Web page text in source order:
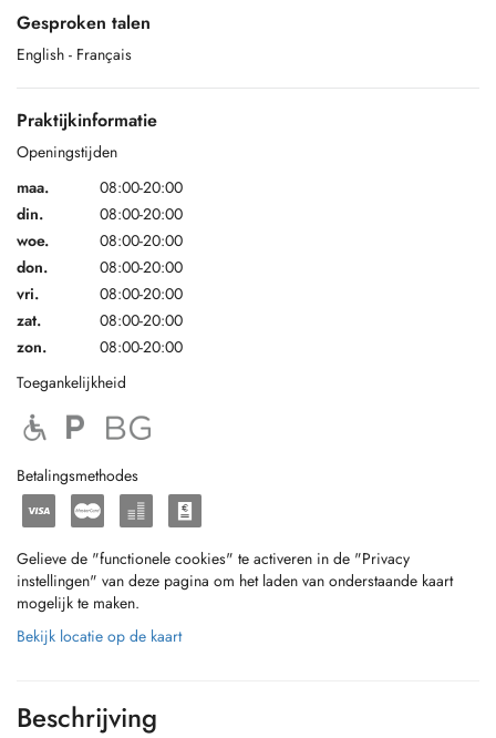
Gesproken talen
English - Français
Praktijkinformatie
Openingstijden
maa.
08:00-20:00
din.
08:00-20:00
woe.
08:00-20:00
don.
08:00-20:00
vri.
08:00-20:00
zat.
08:00-20:00
zon.
08:00-20:00
Toegankelijkheid
Betalingsmethodes
Gelieve de "functionele cookies" te activeren in de "Privacy
instellingen" van deze pagina om het laden van onderstaande kaart
mogelijk te maken.
Bekijk locatie op de kaart
Beschrijving